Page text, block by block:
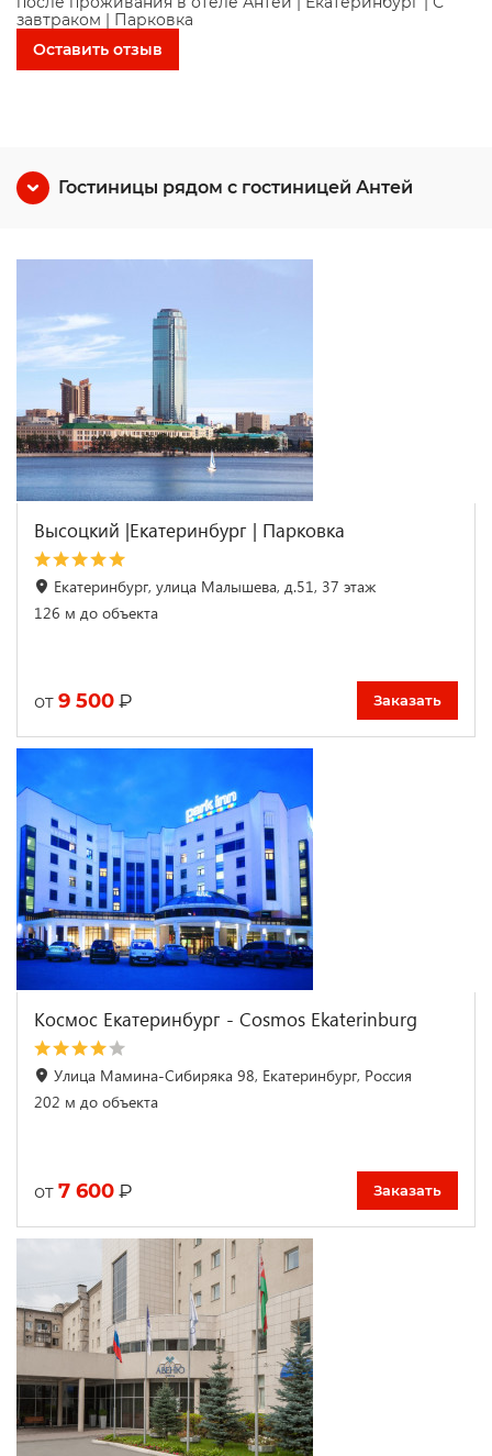
завтраком | Парковка
Оставить отзыв
Гостиницы рядом с гостиницей Антей
Высоцкий |Екатеринбург | Парковка
Екатеринбург, улица Малышева, д.51, 37 этаж
126 м до объекта
от 9 500 ₽ Заказать
Космос Екатеринбург - Cosmos Ekaterinburg
Улица Мамина-Сибиряка 98, Екатеринбург, Россия
202 м до объекта
от 7 600 ₽ Заказать